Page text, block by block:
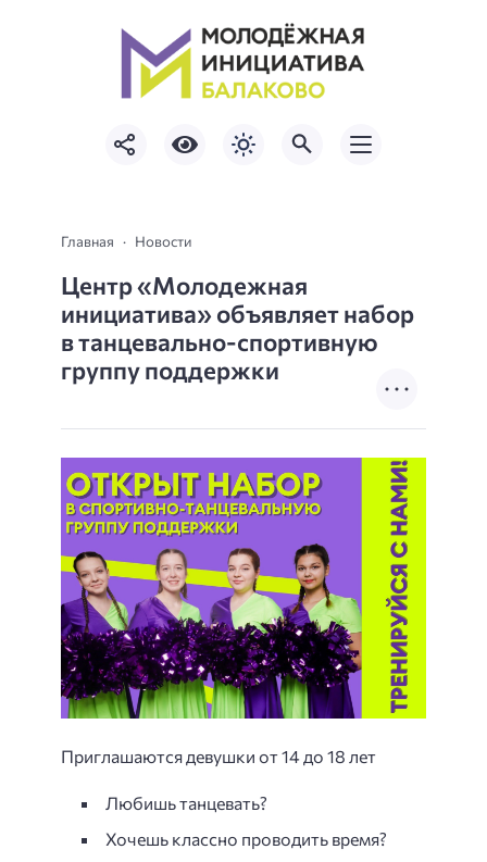
Главная Новости
Центр «Молодежная
инициатива» объявляет набор
в танцевально-спортивную
группу поддержки
Приглашаются девушки от 14 до 18 лет
Любишь танцевать?
Хочешь классно проводить время?